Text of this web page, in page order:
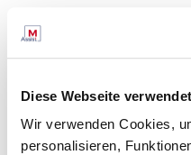
Diese Webseite
Wir verwenden Cookies,
personalisieren,